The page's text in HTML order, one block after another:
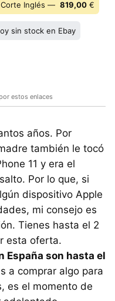
Corte Inglés — 819,00 €
sin stock en Ebay
estos enlaces
años. Por
también le tocó
11 y era el
Por lo que, si
dispositivo Apple
mi consejo es
Tienes hasta el 2
esta oferta.
España son hasta el
a comprar algo para
es el momento de